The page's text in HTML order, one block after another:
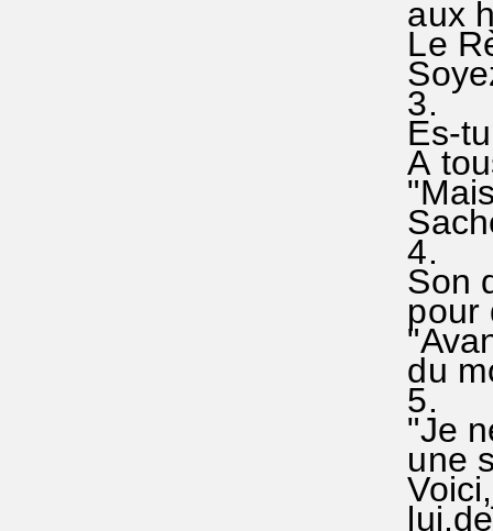
aux
Le
3.
Es-
A
4.
Son
pour
du
5.
"Je
une
lui,de